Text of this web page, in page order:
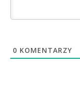
0 KOMENTARZY